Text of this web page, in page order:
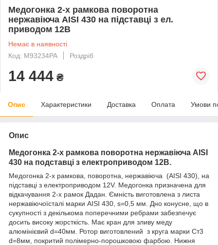
Медогонка 2-х рамкова поворотна
нержавіюча AISI 430 на підставці з ел.
приводом 12В
Немає в наявності
Код: M93234PA
Роздріб
14 444 ₴
Опис Характеристики Доставка Оплата Умови
Опис
Медогонка 2-х рамкова поворотна нержавіюча AISI
430 на подставці з електроприводом 12В.
Медогонка 2-х рамкова, поворотна, нержавіюча (AISI 430), на
підставці з електроприводом 12V. Медогонка призначена для
відкачування 2-х рамок Дадан. Ємність виготовлена з листа
нержавіючоїсталі марки AISI 430, s=0,5 мм. Дно конусне, що в
сукупності з декількома поперечними ребрами забезпечує
досить високу жорсткість. Має кран для зливу меду
алюмінієвий d=40мм. Ротор виготовлений з круга марки Ст3
d=8мм, покритий полімерно-порошковою фарбою. Нижня